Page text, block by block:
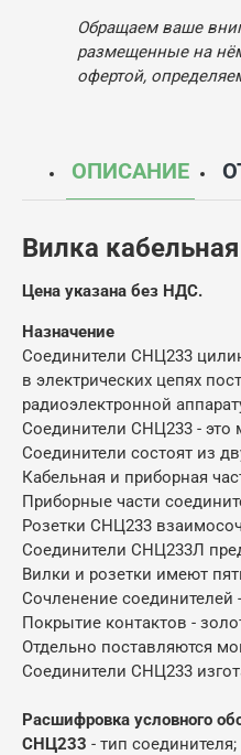
Обращаем ваше
размещенные на
офертой,
ОПИСАНИЕ
Вилка
Цена указана без НДС.
Назначение
Соединители СНЦ233
в электрических цепях
радиоэлектронной
Соединители СНЦ233 - это
Соединители состоят из
Кабельная и приборная
Приборные части
Розетки СНЦ233
Соединители СНЦ233Л
Вилки и розетки имеют
Сочленение соединителей
Покрытие контактов -
Отдельно поставляются
Соединители СНЦ233
Расшифровка условного
СНЦ233 - тип соединителя;